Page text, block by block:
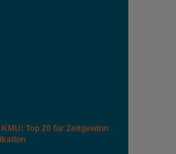
Top 20 für Zeitgewinn